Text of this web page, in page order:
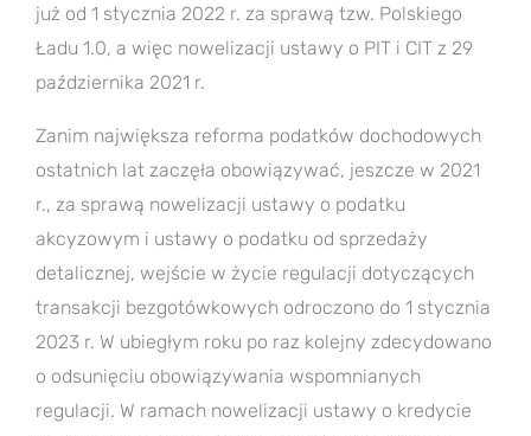
już od 1 stycznia 2022 r. za sprawą tzw. Polskiego
Ładu 1.0, a więc nowelizacji ustawy o PIT i CIT z 29
października 2021 r.
Zanim największa reforma podatków dochodowych
ostatnich lat zaczęła obowiązywać, jeszcze w 2021
r., za sprawą nowelizacji ustawy o podatku
akcyzowym i ustawy o podatku od sprzedaży
detalicznej, wejście w życie regulacji dotyczących
transakcji bezgotówkowych odroczono do 1 stycznia
2023 r. W ubiegłym roku po raz kolejny zdecydowano
o odsunięciu obowiązywania wspomnianych
regulacji. W ramach nowelizacji ustawy o kredycie